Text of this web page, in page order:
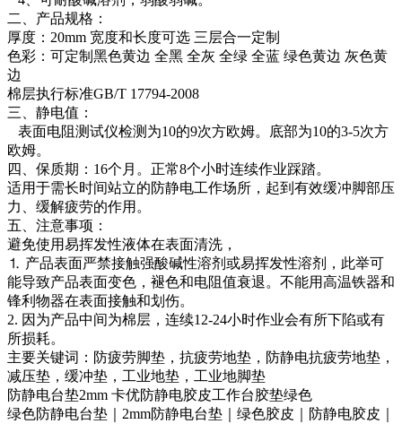
二、产品规格：
厚度：20mm 宽度和长度可选 三层合一定制
色彩：可定制黑色黄边 全黑 全灰 全绿 全蓝 绿色黄边 灰色黄
边
棉层执行标准GB/T 17794-2008
三、静电值：
表面电阻测试仪检测为10的9次方欧姆。底部为10的3-5次方
欧姆。
四、保质期：16个月。正常8个小时连续作业踩踏。
适用于需长时间站立的防静电工作场所，起到有效缓冲脚部压
力、缓解疲劳的作用。
五、注意事项：
避免使用易挥发性液体在表面清洗，
⒈ 产品表面严禁接触强酸碱性溶剂或易挥发性溶剂，此举可
能导致产品表面变色，褪色和电阻值衰退。不能用高温铁器和
锋利物器在表面接触和划伤。
2. 因为产品中间为棉层，连续12-24小时作业会有所下陷或有
所损耗。
主要关键词：防疲劳脚垫，抗疲劳地垫，防静电抗疲劳地垫，
减压垫，缓冲垫，工业地垫，工业地脚垫
防静电台垫2mm 卡优防静电胶皮工作台胶垫绿色
绿色防静电台垫｜2mm防静电台垫｜绿色胶皮｜防静电胶皮｜